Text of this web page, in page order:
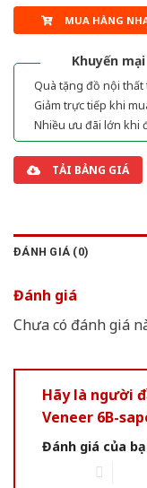
MUA HÀNG
Khuyến mại
Quà tặng đồ nội
Giảm trực tiếp khi
Nhiều ưu đãi lớn khi
TẢI BẢNG GIÁ
ĐÁNH GIÁ (0)
Đánh giá
Chưa có đánh giá
Hãy là người
Veneer 6B-
Đánh giá của